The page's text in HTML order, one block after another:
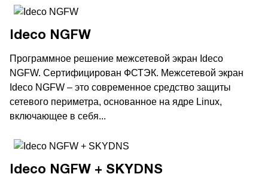
Ideco NGFW
Программное решение межсетевой экран Ideco
NGFW. Сертифицирован ФСТЭК. Межсетевой экран
Ideco NGFW – это современное средство защиты
сетевого периметра, основанное на ядре Linux,
включающее в себя...
Ideco NGFW + SKYDNS